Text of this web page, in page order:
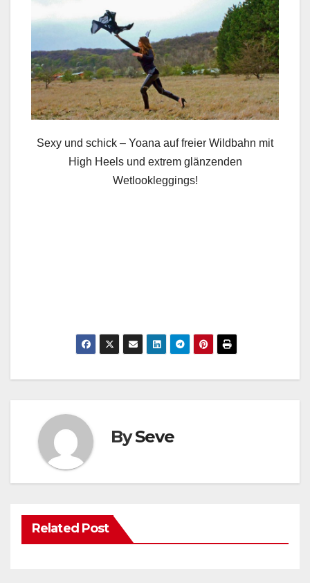
Sexy und schick – Yoana auf freier Wildbahn mit
High Heels und extrem glänzenden
Wetlookleggings!
BySeve
Related Post